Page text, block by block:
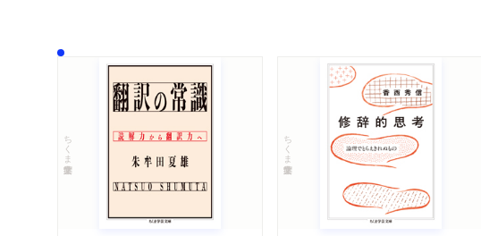
ちくま学芸文庫 ちくま学芸文庫